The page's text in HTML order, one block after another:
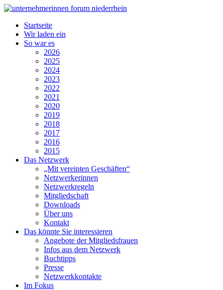
Startseite
Wir laden ein
So war es
2026
2025
2024
2023
2022
2021
2020
2019
2018
2017
2016
2015
Das Netzwerk
„Mit vereinten Geschäften“
Netzwerkerinnen
Netzwerkregeln
Mitgliedschaft
Downloads
Über uns
Kontakt
Das könnte Sie interessieren
Angebote der Mitgliedsfrauen
Infos aus dem Netzwerk
Buchtipps
Presse
Netzwerkkontakte
Im Fokus